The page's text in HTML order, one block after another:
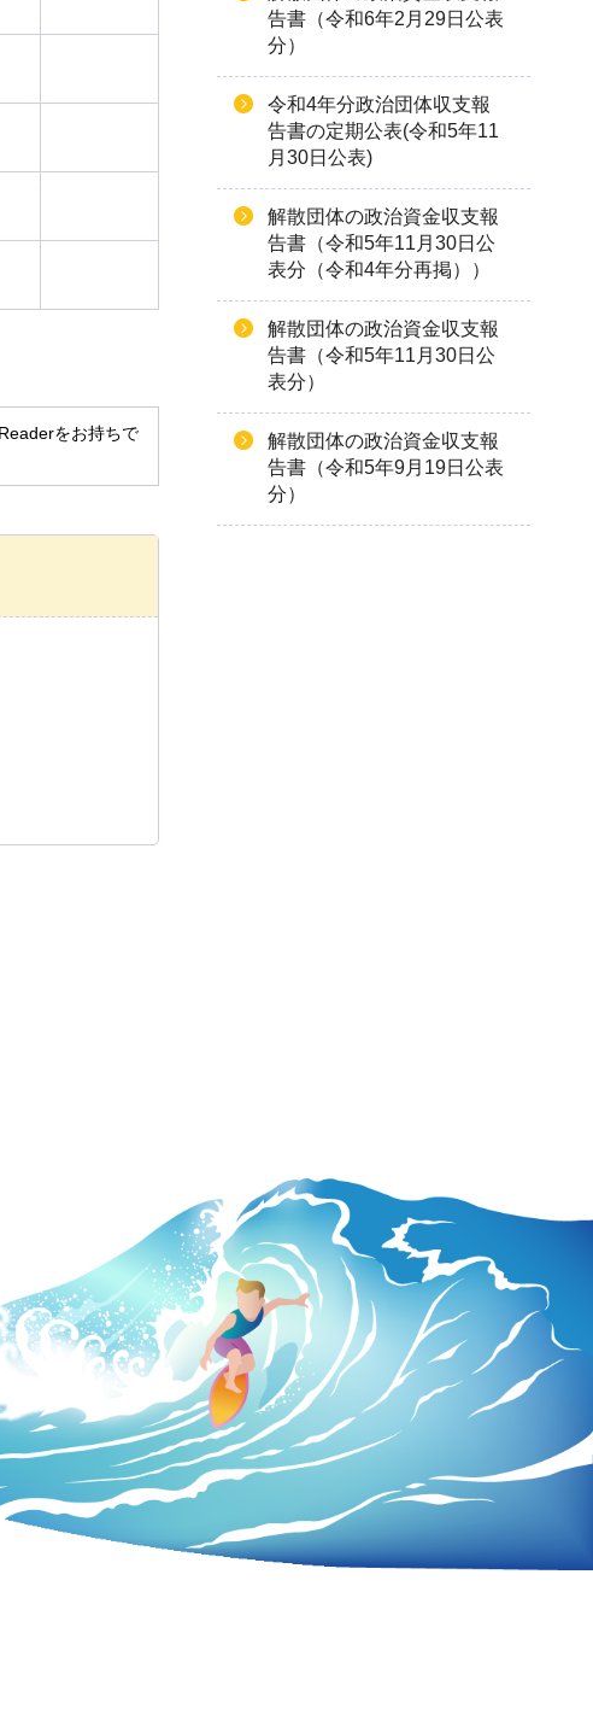
をお持ちで
告書（令和6年2月29日公表
分）
令和4年分政治団体収支報
告書の定期公表(令和5年11
月30日公表)
解散団体の政治資金収支報
告書（令和5年11月30日公
表分（令和4年分再掲））
解散団体の政治資金収支報
告書（令和5年11月30日公
表分）
解散団体の政治資金収支報
告書（令和5年9月19日公表
分）